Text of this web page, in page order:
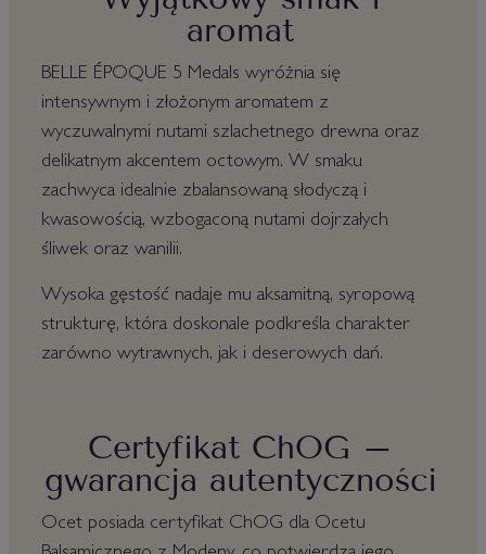
aromat
BELLE ÉPOQUE 5 Medals wyróżnia się
intensywnym i złożonym aromatem z
wyczuwalnymi nutami szlachetnego drewna oraz
delikatnym akcentem octowym. W smaku
zachwyca idealnie zbalansowaną słodyczą i
kwasowością, wzbogaconą nutami dojrzałych
śliwek oraz wanilii.
Wysoka gęstość nadaje mu aksamitną, syropową
strukturę, która doskonale podkreśla charakter
zarówno wytrawnych, jak i deserowych dań.
Certyfikat ChOG –
gwarancja autentyczności
Ocet posiada certyfikat ChOG dla Ocetu